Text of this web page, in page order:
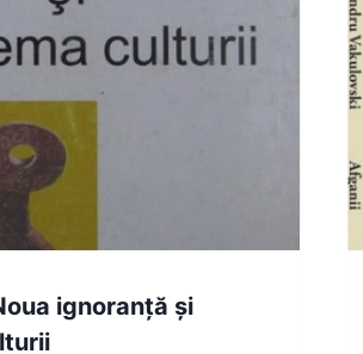
ignoranță și